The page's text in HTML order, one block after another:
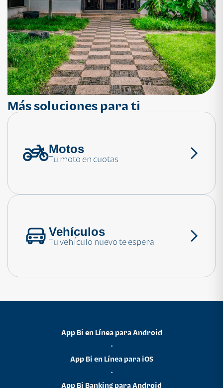
¿Necesitas ayuda?
Más soluciones para ti
Motos
Tu moto en cuotas
Vehículos
Tu vehículo nuevo te espera
App Bi en Línea para Android
•
App Bi en Línea para iOS
•
App Bi Banking para Android